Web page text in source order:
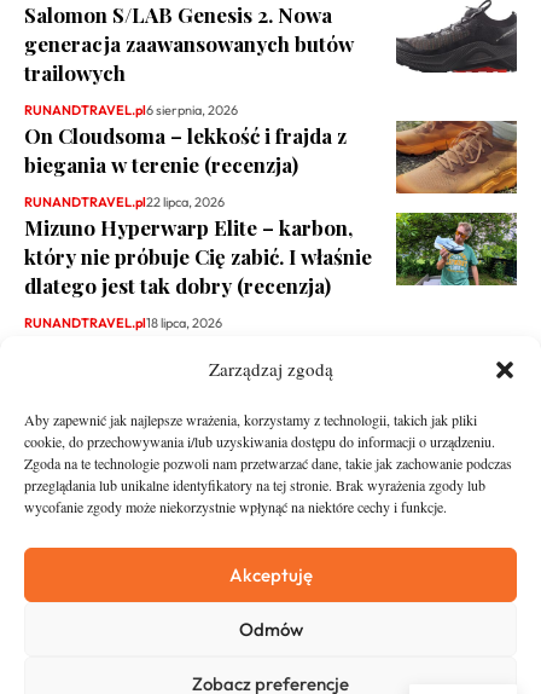
Zarządzaj zgodą
Aby zapewnić jak najlepsze wrażenia, korzystamy z technologii, takich jak pliki
cookie, do przechowywania i/lub uzyskiwania dostępu do informacji o urządzeniu.
Zgoda na te technologie pozwoli nam przetwarzać dane, takie jak zachowanie podczas
przeglądania lub unikalne identyfikatory na tej stronie. Brak wyrażenia zgody lub
wycofanie zgody może niekorzystnie wpłynąć na niektóre cechy i funkcje.
Akceptuję
Odmów
Zobacz preferencje
Salomon S/LAB Genesis 2. Nowa
generacja zaawansowanych butów
trailowych
RUNANDTRAVEL.pl6 sierpnia, 2026
On Cloudsoma – lekkość i frajda z
biegania w terenie (recenzja)
RUNANDTRAVEL.pl22 lipca, 2026
Mizuno Hyperwarp Elite – karbon,
który nie próbuje Cię zabić. I właśnie
dlatego jest tak dobry (recenzja)
RUNANDTRAVEL.pl18 lipca, 2026
Asfalt
O nas
Zostań Patronem
Kontakt